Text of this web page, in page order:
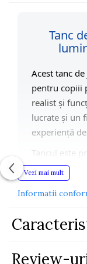
Tanc
Acest tanc
pentru copiii
realist și
lucrate și un
experiență
Tancul este
frontal mobil,
jocului. La
superioară,
de
Vezi mai mult
Informatii
Review-